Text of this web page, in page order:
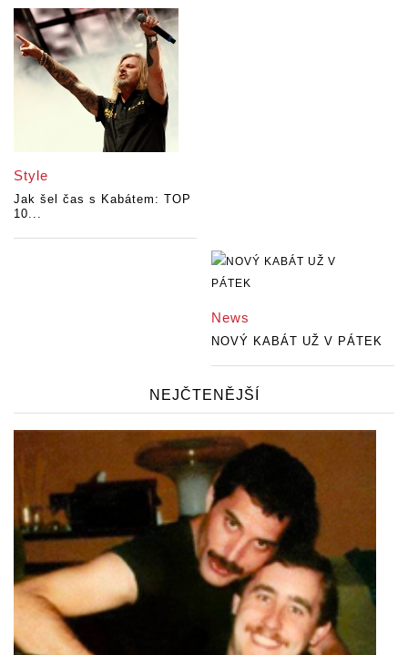
Style
Jak šel čas s Kabátem: TOP
10...
News
NOVÝ KABÁT UŽ V PÁTEK
NEJČTENĚJŠÍ